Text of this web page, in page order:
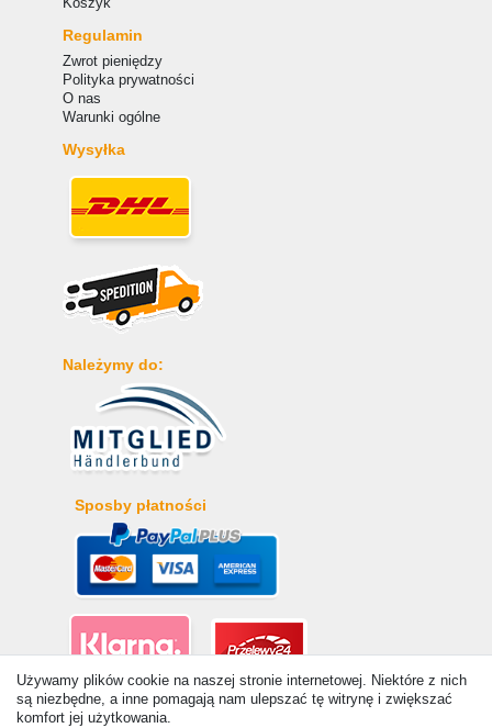
Regulamin
Zwrot pieniędzy
Polityka prywatności
O nas
Warunki ogólne
Wysyłka
Należymy do:
Sposby płatności
© Copyright 2026 | Wszelkie prawa zastrzezone. - Ceny
Używamy plików cookie na naszej stronie internetowej. Niektóre z nich
są niezbędne, a inne pomagają nam ulepszać tę witrynę i zwiększać
komfort jej użytkowania.